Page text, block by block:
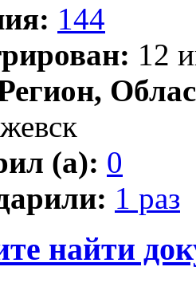
144
12
(а): 0
1 раз
найти